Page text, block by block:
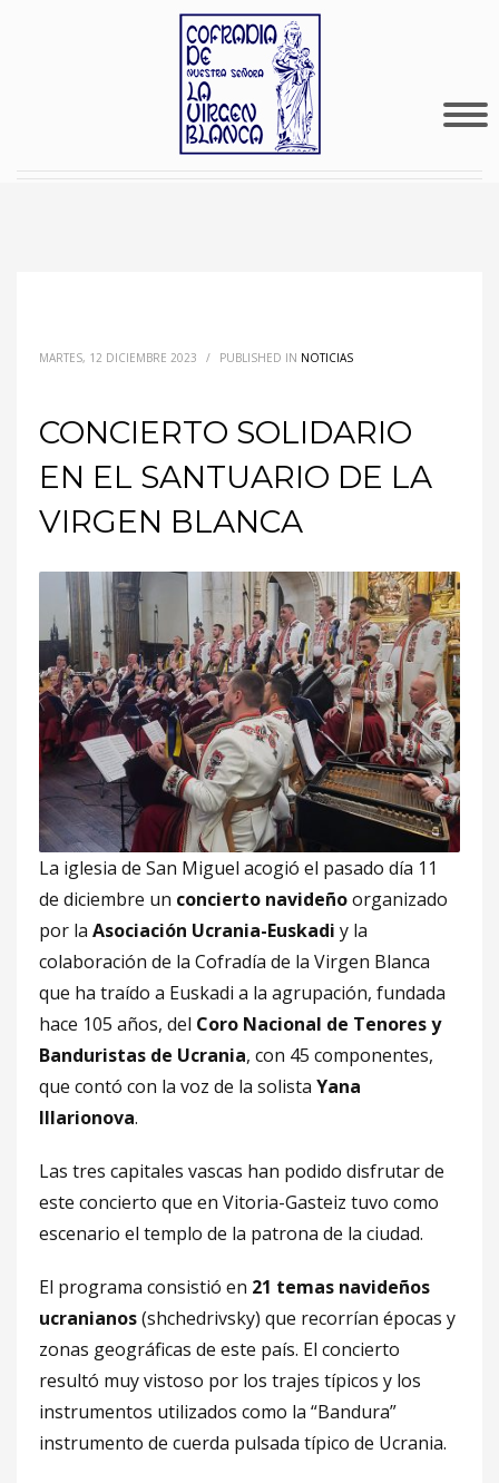
MARTES, 12 DICIEMBRE 2023 / PUBLISHED IN NOTICIAS
CONCIERTO SOLIDARIO
EN EL SANTUARIO DE LA
VIRGEN BLANCA
La iglesia de San Miguel acogió el pasado día 11
de diciembre un concierto navideñoorganizado
por la Asociación Ucrania-Euskadi y la
colaboración de la Cofradía de la Virgen Blanca
que ha traído a Euskadi a la agrupación, fundada
hace 105 años, del Coro Nacional de Tenores y
Banduristas de Ucrania, con 45 componentes,
que contó con la voz de la solista Yana
Illarionova.
Las tres capitales vascas han podido disfrutar de
este concierto que en Vitoria-Gasteiz tuvo como
escenario el templo de la patrona de la ciudad.
El programa consistió en 21 temas navideños
ucranianos(shchedrivsky) que recorrían épocas y
zonas geográficas de este país. El concierto
resultó muy vistoso por los trajes típicos y los
instrumentos utilizados como la “Bandura”
instrumento de cuerda pulsada típico de Ucrania.